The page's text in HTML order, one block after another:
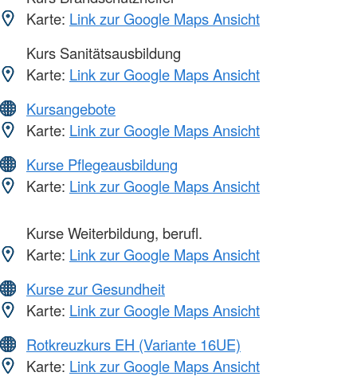
Karte: Link zur Google Maps Ansicht
Kurs Sanitätsausbildung
Karte: Link zur Google Maps Ansicht
Kursangebote
Karte: Link zur Google Maps Ansicht
Kurse Pflegeausbildung
Karte: Link zur Google Maps Ansicht
Kurse Weiterbildung, berufl.
Karte: Link zur Google Maps Ansicht
Kurse zur Gesundheit
Karte: Link zur Google Maps Ansicht
Rotkreuzkurs EH (Variante 16UE)
Karte: Link zur Google Maps Ansicht